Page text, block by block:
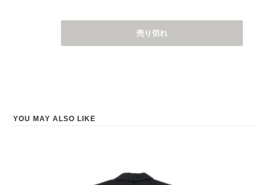
売り切れ
YOU MAY ALSO LIKE